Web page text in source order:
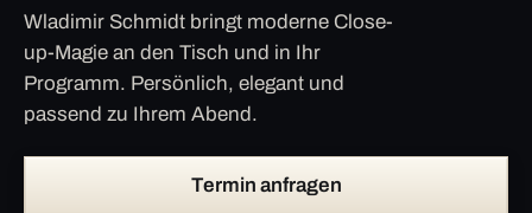
Wladimir Schmidt bringt moderne Close-
up-Magie an den Tisch und in Ihr
Programm. Persönlich, elegant und
passend zu Ihrem Abend.
Termin anfragen